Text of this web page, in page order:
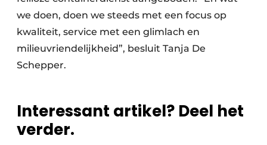
we doen, doen we steeds met een focus op
kwaliteit, service met een glimlach en
milieuvriendelijkheid”, besluit Tanja De
Schepper.
Interessant artikel? Deel het
verder.